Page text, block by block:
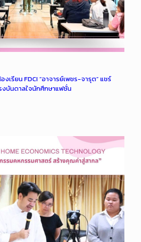
เรียน FDCI “อาจารย์เพชร-จารุต” แชร์
บันดาลใจนักศึกษาแฟชั่น